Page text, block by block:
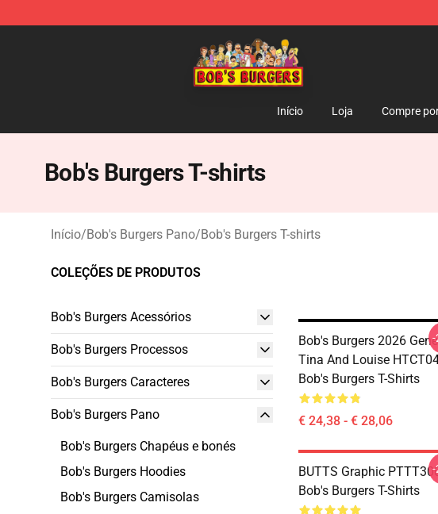
Bob's Burgers Store - Official Bob's Burgers Merchandise Shop
Início Loja Compre
Bob's Burgers T-shirts
Início/Bob's Burgers Pano/Bob's Burgers T-shirts
COLEÇÕES DE PRODUTOS
Bob's Burgers Acessórios
Bob's Burgers Processos
Bob's Burgers Caracteres
Bob's Burgers Pano
Bob's Burgers Chapéus e bonés
Bob's Burgers Hoodies
Bob's Burgers Camisolas
Bob's Burgers 2026 Gene
Tina And Louise
Bob's Burgers T-Shirts
€ 24,38 - € 28,06
-
BUTTS Graphic
Bob's Burgers T-Shirts
-